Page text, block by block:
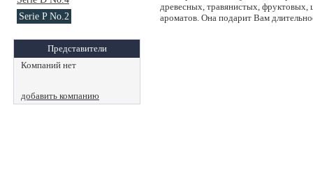
Serie P No.2
Представители
Компаний нет
добавить компанию
древесных, травянистых,
ароматов. Она подарит Вам